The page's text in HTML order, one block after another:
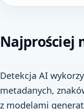
Najprościej
Detekcja AI
metadanych,
z modelami